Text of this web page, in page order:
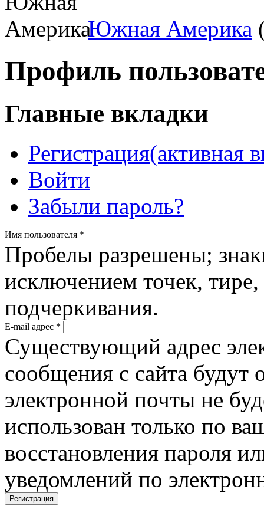
Южная Америка
Профиль
Главные вкладки
Регистрация(активная
Войти
Забыли пароль?
Имя пользователя *
Пробелы разрешены;
исключением точек,
подчеркивания.
E-mail адрес *
Существующий адрес
сообщения с сайта будут
электронной почты не
использован только по
восстановления пароля
уведомлений по